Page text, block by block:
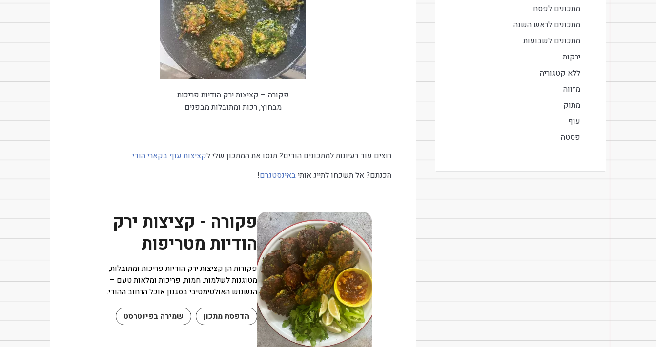
פקורה – קציצות ירק הודיות פריכות
מבחוץ, רכות ומתובלות מבפנים
רוצים עוד רעיונות למתכונים הודים? תנסו את המתכון שלי לקציצות עוף בקארי הודי
הכנתם? אל תשכחו לתייג אותיבאינסטגרם!
פקורה - קציצות ירק
הודיות מטריפות
פקורות הן קציצות ירק הודיות פריכות ומתובלות,
מטוגנות לשלמות. חמות, פריכות ומלאות טעם –
הנשנוש האולטימטיבי בסגנון אוכל הרחוב ההודי.
הדפסת מתכון שמירה בפינטרסט
מתכונים לפסח
מתכונים לראש השנה
מתכונים לשבועות
ירקות
ללא קטגוריה
מזווה
מתוק
עוף
פסטה